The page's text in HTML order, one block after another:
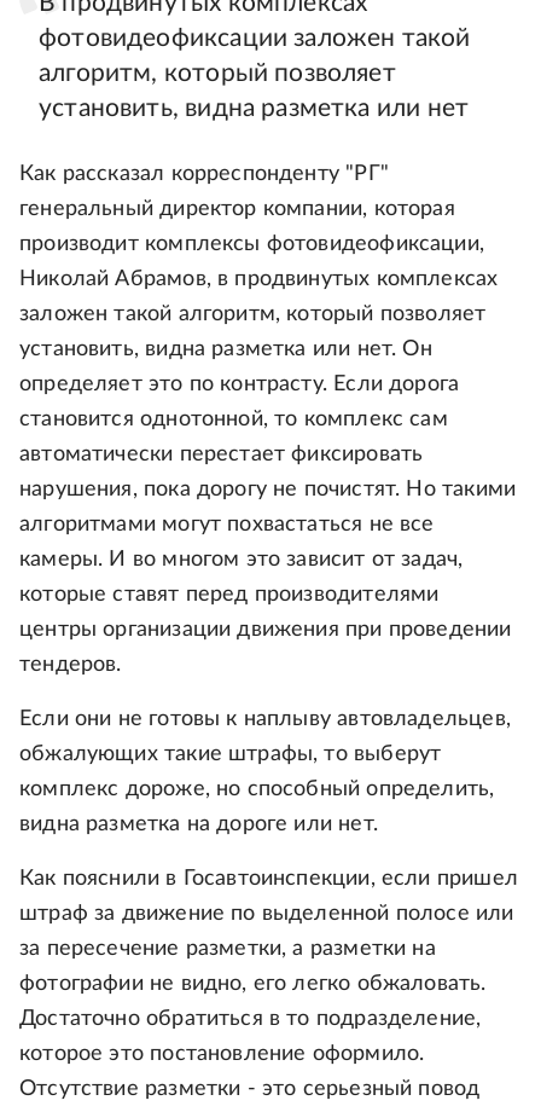
фотовидеофиксации заложен такой
алгоритм, который позволяет
установить, видна разметка или нет
Как рассказал корреспонденту "РГ"
генеральный директор компании, которая
производит комплексы фотовидеофиксации,
Николай Абрамов, в продвинутых комплексах
заложен такой алгоритм, который позволяет
установить, видна разметка или нет. Он
определяет это по контрасту. Если дорога
становится однотонной, то комплекс сам
автоматически перестает фиксировать
нарушения, пока дорогу не почистят. Но такими
алгоритмами могут похвастаться не все
камеры. И во многом это зависит от задач,
которые ставят перед производителями
центры организации движения при проведении
тендеров.
Если они не готовы к наплыву автовладельцев,
обжалующих такие штрафы, то выберут
комплекс дороже, но способный определить,
видна разметка на дороге или нет.
Как пояснили в Госавтоинспекции, если пришел
штраф за движение по выделенной полосе или
за пересечение разметки, а разметки на
фотографии не видно, его легко обжаловать.
Достаточно обратиться в то подразделение,
которое это постановление оформило.
Отсутствие разметки - это серьезный повод